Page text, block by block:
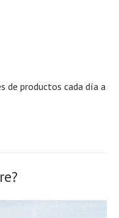
de productos cada día a